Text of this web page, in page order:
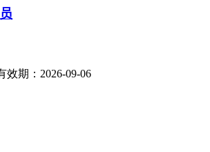
效期：2026-09-06